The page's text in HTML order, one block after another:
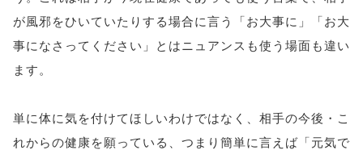
が風邪をひいていたりする場合に言う「お大事に」「お大
事になさってください」とはニュアンスも使う場面も違い
ます。
単に体に気を付けてほしいわけではなく、相手の今後・こ
れからの健康を願っている、つまり簡単に言えば「元気で